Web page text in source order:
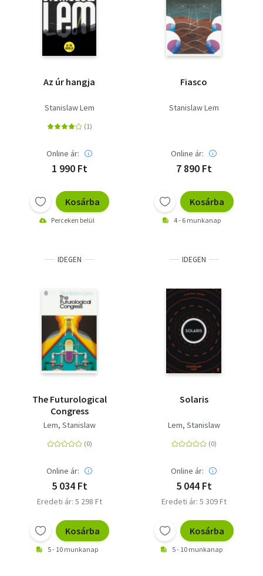
Az úr hangja
Stanislaw Lem
Online ár:
1 990 Ft
Kosárba
Perceken belül
Fiasco
Stanislaw Lem
Online ár:
7 890 Ft
Kosárba
4 - 6 munkanap
IDEGEN
The Futurological
Congress
Lem, Stanislaw
Online ár:
5 034 Ft
Eredeti ár: 5 298 Ft
Kosárba
5 - 10 munkanap
IDEGEN
Solaris
Lem, Stanislaw
Online ár:
5 044 Ft
Eredeti ár: 5 309 Ft
Kosárba
5 - 10 munkanap